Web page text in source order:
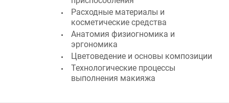
Анатомия физиогномика и
эргономика
Цветоведение и основы композиции
Технологические процессы
выполнения макияжа